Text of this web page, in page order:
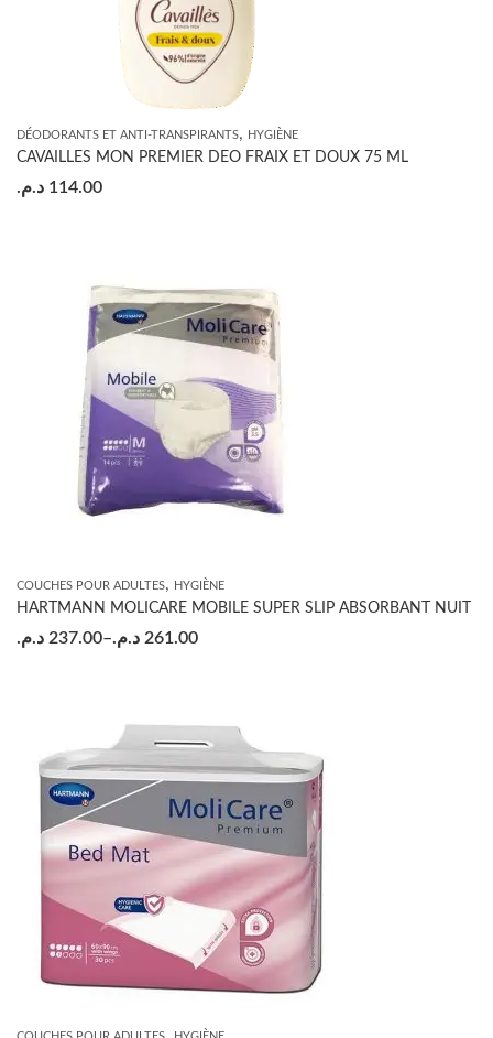
DÉODORANTS ET ANTI-TRANSPIRANTS, HYGIÈNE
CAVAILLES MON PREMIER DEO FRAIX ET DOUX 75 ML
114.00 د.م.
COUCHES POUR ADULTES, HYGIÈNE
HARTMANN MOLICARE MOBILE SUPER SLIP ABSORBANT NUIT
237.00 د.م. – 261.00 د.م.